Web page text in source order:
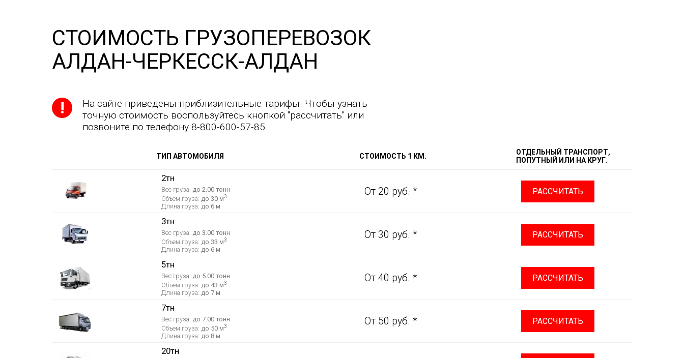
СТОИМОСТЬ ГРУЗОПЕРЕВОЗОК
АЛДАН-ЧЕРКЕССК-АЛДАН
На сайте приведены приблизительные тарифы. Чтобы узнать
точную стоимость воспользуйтесь кнопкой "рассчитать" или
позвоните по телефону 8-800-600-57-85
ТИП АВТОМОБИЛЯ СТОИМОСТЬ 1 КМ.
ОТДЕЛЬНЫЙ ТРАНСПОРТ,
ПОПУТНЫЙ ИЛИ НА КРУГ.
2тн
Вес груза: до 2.00 тонн
Объем груза: до 30 м3
Длина груза: до 6 м
От 20 руб. * РАССЧИТАТЬ
3тн
Вес груза: до 3.00 тонн
Объем груза: до 33 м3
Длина груза: до 6 м
От 30 руб. * РАССЧИТАТЬ
5тн
Вес груза: до 5.00 тонн
Объем груза: до 43 м3
Длина груза: до 7 м
От 40 руб. * РАССЧИТАТЬ
7тн
Вес груза: до 7.00 тонн
Объем груза: до 50 м3
Длина груза: до 8 м
От 50 руб. * РАССЧИТАТЬ
20тн